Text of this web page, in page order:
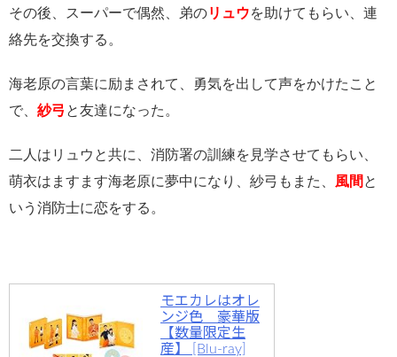
その後、スーパーで偶然、弟のリュウを助けてもらい、連
絡先を交換する。
海老原の言葉に励まされて、勇気を出して声をかけたこと
で、 紗弓 と友達になった。
二人はリュウと共に、消防署の訓練を見学させてもらい、
萌衣はますます海老原に夢中になり、紗弓もまた、 風間 と
いう消防士に恋をする。
モエカレはオレ
ンジ色 豪華版
【数量限定生
産】 [Blu-ray]